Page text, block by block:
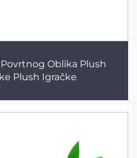
Oblika Plush
Plush Igračke